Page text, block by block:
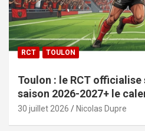
RCT TOULON
Toulon : le RCT
saison 2026-2027+ le
30 juillet 2026 Nicolas Dupre